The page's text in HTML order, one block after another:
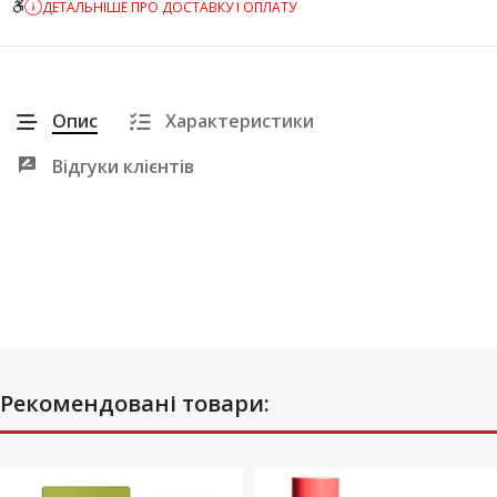
ДЕТАЛЬНІШЕ ПРО ДОСТАВКУ І ОПЛАТУ
Опис
Характеристики
Відгуки клієнтів
Рекомендовані товари: